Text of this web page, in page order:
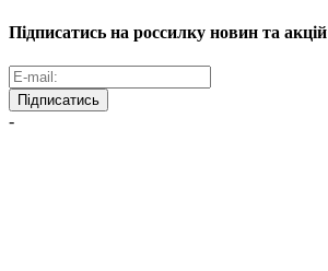
Підписатись на россилку новин та акцій
Підписатись
-